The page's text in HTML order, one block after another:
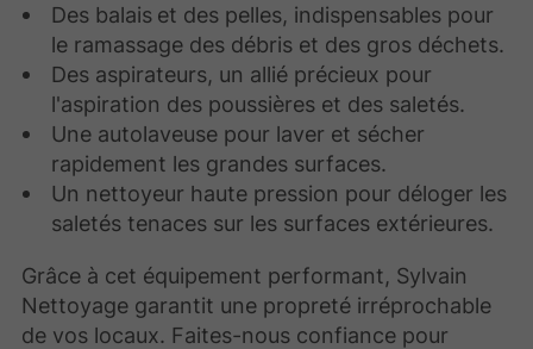
Des balais et des pelles, indispensables pour
le ramassage des débris et des gros déchets.
Des aspirateurs, un allié précieux pour
l'aspiration des poussières et des saletés.
Une autolaveuse pour laver et sécher
rapidement les grandes surfaces.
Un nettoyeur haute pression pour déloger les
saletés tenaces sur les surfaces extérieures.
Grâce à cet équipement performant, Sylvain
Nettoyage garantit une propreté irréprochable
de vos locaux. Faites-nous confiance pour